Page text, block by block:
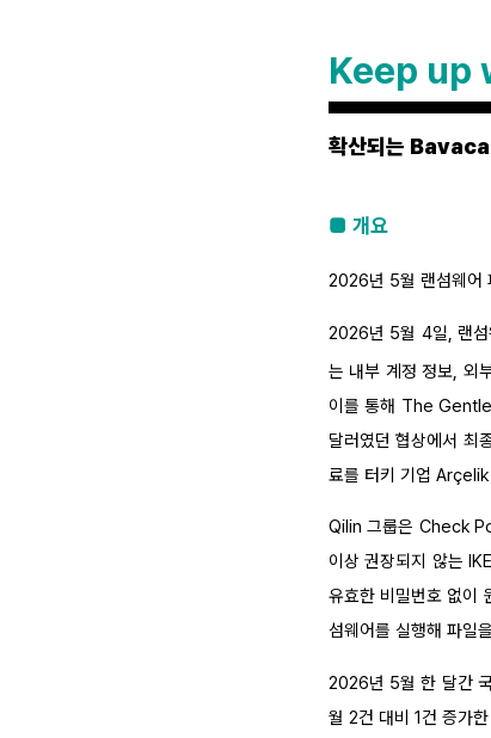
Keep up
확산되는
■ 개요
2026년 5월 랜섬웨어
2026년 5월 4일, 랜섬
는 내부 계정 정보, 외
이를 통해 The
달러였던 협상에서
료를 터키 기업
Qilin 그룹은 Check
이상 권장되지 않는
유효한 비밀번호 없이
섬웨어를 실행해 파일
2026년 5월 한 달간
월 2건 대비 1건 증가